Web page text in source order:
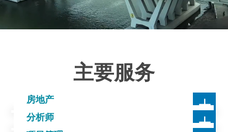
主要服务
L
房地产
 L
分析师